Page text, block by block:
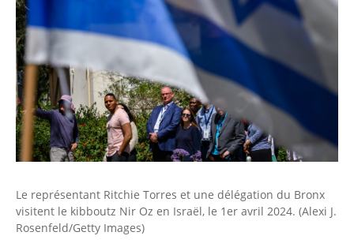
Le représentant Ritchie Torres et une délégation du Bronx
visitent le kibboutz Nir Oz en Israël, le 1er avril 2024. (Alexi J.
Rosenfeld/Getty Images)